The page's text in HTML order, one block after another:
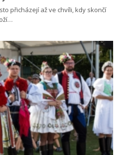
přicházejí až ve chvíli, kdy skončí